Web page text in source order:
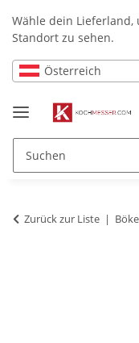
Wähle dein
Standort zu sehen.
Österreich
Zurück zur Liste